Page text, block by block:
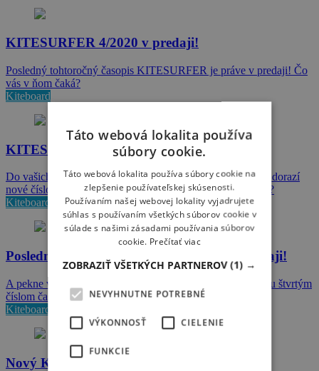
KITESURFER 4/2020 v predaji!
Posledný tohtoročný časopis KITESURFER je práve v predaji! Čo
vás v ňom čaká?
Kiteboard
KITESURFER 02 / 2020 v predaji!
Do vašich poštových schránok a novinových stánkov dnes dorazí
nové číslo časáku KITESURFER. Čo v ňom môžete nájsť?
Kiteboard
Posledný KITESURFER (tohto roku) v predaji!
A pekne vo veľkom štýle zakončíme tohtoročnú kite sezónu štvrtým
číslom časopisu KITESURFER!
Kiteboard
Nový KITESURFER 2018 je ready!
Táto webová lokalita používa
súbory cookie.
Táto webová lokalita používa súbory cookie na
zlepšenie používateľskej skúsenosti.
Používaním našej webovej lokality vyjadrujete
súhlas s používaním všetkých súborov cookie v
súlade s našimi zásadami používania súborov
cookie. Prečítať viac
ZOBRAZIŤ VŠETKÝCH PARTNEROV(1) →
NEVYHNUTNE POTREBNÉ
VÝKONNOSŤ CIELENIE
FUNKCIE